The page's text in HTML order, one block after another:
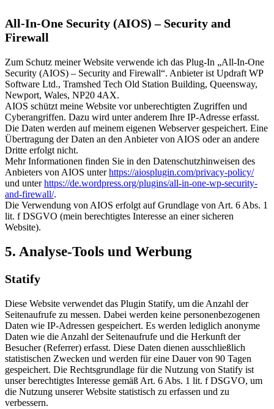
All-In-One Security (AIOS) – Security and
Firewall
Zum Schutz meiner Website verwende ich das Plug-In „All-In-One
Security (AIOS) – Security and Firewall“. Anbieter ist Updraft WP
Software Ltd., Tramshed Tech Old Station Building, Queensway,
Newport, Wales, NP20 4AX.
AIOS schützt meine Website vor unberechtigten Zugriffen und
Cyberangriffen. Dazu wird unter anderem Ihre IP-Adresse erfasst.
Die Daten werden auf meinem eigenen Webserver gespeichert. Eine
Übertragung der Daten an den Anbieter von AIOS oder an andere
Dritte erfolgt nicht.
Mehr Informationen finden Sie in den Datenschutzhinweisen des
Anbieters von AIOS unterhttps://aiosplugin.com/privacy-policy/
und unterhttps://de.wordpress.org/plugins/all-in-one-wp-security-
and-firewall/.
Die Verwendung von AIOS erfolgt auf Grundlage von Art. 6 Abs. 1
lit. f DSGVO (mein berechtigtes Interesse an einer sicheren
Website).
5. Analyse-Tools und Werbung
Statify
Diese Website verwendet das Plugin Statify, um die Anzahl der
Seitenaufrufe zu messen. Dabei werden keine personenbezogenen
Daten wie IP-Adressen gespeichert. Es werden lediglich anonyme
Daten wie die Anzahl der Seitenaufrufe und die Herkunft der
Besucher (Referrer) erfasst. Diese Daten dienen ausschließlich
statistischen Zwecken und werden für eine Dauer von 90 Tagen
gespeichert. Die Rechtsgrundlage für die Nutzung von Statify ist
unser berechtigtes Interesse gemäß Art. 6 Abs. 1 lit. f DSGVO, um
die Nutzung unserer Website statistisch zu erfassen und zu
verbessern.